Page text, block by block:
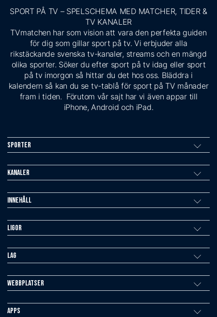
SPORT PÅ TV – SPELSCHEMA MED MATCHER, TIDER &
TV KANALER
TVmatchen har som vision att vara den perfekta guiden
för dig som gillar sport på tv. Vi erbjuder alla
rikstäckande svenska tv-kanaler, streams och en mängd
olika sporter. Söker du efter sport på tv idag eller sport
på tv imorgon så hittar du det hos oss. Bläddra i
kalendern så kan du se tv-tablå för sport på TV månader
fram i tiden. Förutom vår sajt har vi även appar till
iPhone, Android och iPad.
Sporter
Kanaler
Innehåll
Ligor
Lag
Webbplatser
Apps